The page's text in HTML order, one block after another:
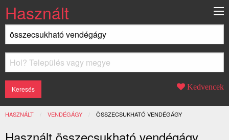
Használt
Kedvencek
HASZNÁLT VENDÉGÁGY JELENLEGI:
ÖSSZECSUKHATÓ VENDÉGÁGY